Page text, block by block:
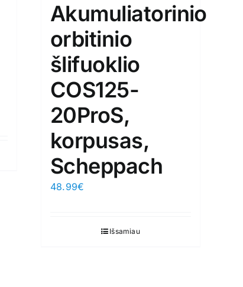
Akumuliatorinio
orbitinio
šlifuoklio
COS125-
20ProS,
korpusas,
Scheppach
48.99€
Išsamiau